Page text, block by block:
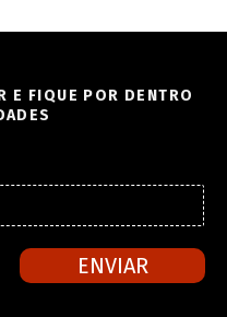
E FIQUE POR DENTRO
ENVIAR